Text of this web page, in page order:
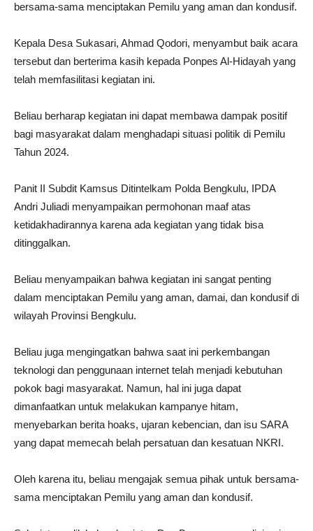
bersama-sama menciptakan Pemilu yang aman dan kondusif.
Kepala Desa Sukasari, Ahmad Qodori, menyambut baik acara
tersebut dan berterima kasih kepada Ponpes Al-Hidayah yang
telah memfasilitasi kegiatan ini.
Beliau berharap kegiatan ini dapat membawa dampak positif
bagi masyarakat dalam menghadapi situasi politik di Pemilu
Tahun 2024.
Panit II Subdit Kamsus Ditintelkam Polda Bengkulu, IPDA
Andri Juliadi menyampaikan permohonan maaf atas
ketidakhadirannya karena ada kegiatan yang tidak bisa
ditinggalkan.
Beliau menyampaikan bahwa kegiatan ini sangat penting
dalam menciptakan Pemilu yang aman, damai, dan kondusif di
wilayah Provinsi Bengkulu.
Beliau juga mengingatkan bahwa saat ini perkembangan
teknologi dan penggunaan internet telah menjadi kebutuhan
pokok bagi masyarakat. Namun, hal ini juga dapat
dimanfaatkan untuk melakukan kampanye hitam,
menyebarkan berita hoaks, ujaran kebencian, dan isu SARA
yang dapat memecah belah persatuan dan kesatuan NKRI.
Oleh karena itu, beliau mengajak semua pihak untuk bersama-
sama menciptakan Pemilu yang aman dan kondusif.